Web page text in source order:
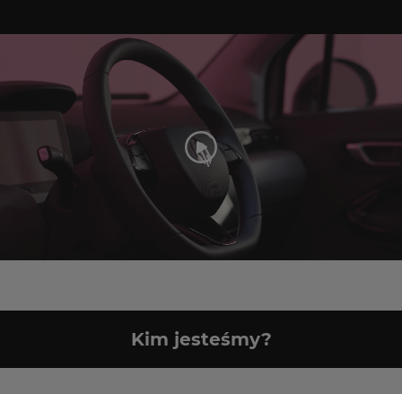
Kim jesteśmy?